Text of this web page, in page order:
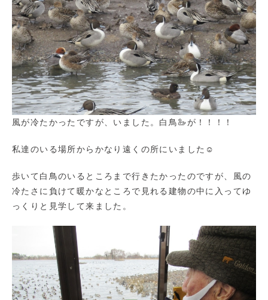
風が冷たかったですが、いました。白鳥🦢が！！！！
私達のいる場所からかなり遠くの所にいました☺
歩いて白鳥のいるところまで行きたかったのですが、風の
冷たさに負けて暖かなところで見れる建物の中に入ってゆ
っくりと見学して来ました。